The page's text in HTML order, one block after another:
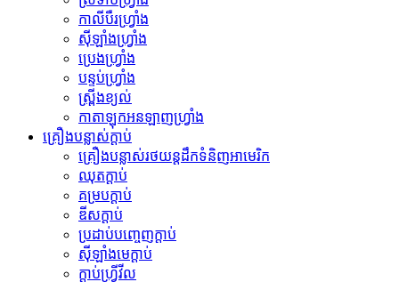
កាលីបឺរហ្វ្រាំង
ស៊ីឡាំងហ្វ្រាំង
ប្រេងហ្វ្រាំង
បន្ទប់ហ្វ្រាំង
ស្ព្រីងខ្យល់
កាតាឡុកអនឡាញហ្វ្រាំង
គ្រឿងបន្លាស់ក្ដាប់
គ្រឿងបន្លាស់រថយន្តដឹកទំនិញអាមេរិក
ឈុតក្ដាប់
គម្របក្ដាប់
ឌីសក្ដាប់
ប្រដាប់​បញ្ចេញ​ក្ដាប់
ស៊ីឡាំងមេក្ដាប់
ក្ដាប់​ហ្វ្រីវីល